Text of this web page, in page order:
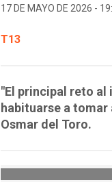
17 DE MAYO DE 2026 -
T13
"El principal reto al
habituarse a
Osmar del Toro.